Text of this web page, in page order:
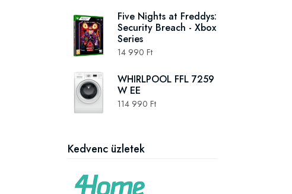
Five Nights at Freddys:
Security Breach - Xbox
Series
14 990 Ft
WHIRLPOOL FFL 7259
W EE
114 990 Ft
Kedvenc üzletek